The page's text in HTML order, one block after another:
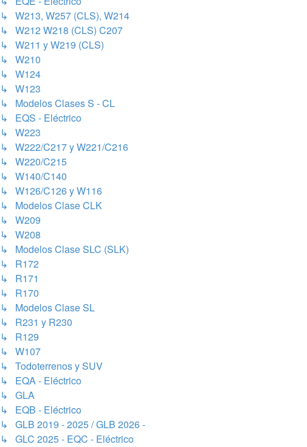
↳ W213, W257 (CLS), W214
↳ W212 W218 (CLS) C207
↳ W211 y W219 (CLS)
↳ W210
↳ W124
↳ W123
↳ Modelos Clases S - CL
↳ EQS - Eléctrico
↳ W223
↳ W222/C217 y W221/C216
↳ W220/C215
↳ W140/C140
↳ W126/C126 y W116
↳ Modelos Clase CLK
↳ W209
↳ W208
↳ Modelos Clase SLC (SLK)
↳ R172
↳ R171
↳ R170
↳ Modelos Clase SL
↳ R231 y R230
↳ R129
↳ W107
↳ Todoterrenos y SUV
↳ EQA - Eléctrico
↳ GLA
↳ EQB - Eléctrico
↳ GLB 2019 - 2025 / GLB 2026 -
↳ GLC 2025 - EQC - Eléctrico